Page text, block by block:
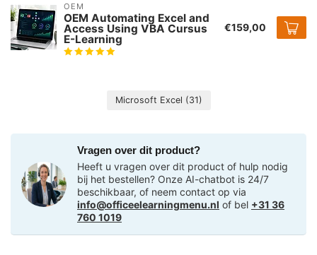
OEM
OEM Automating Excel and
Access Using VBA Cursus
E-Learning
€159,00
Microsoft Excel (31)
Vragen over dit product?
Heeft u vragen over dit product of hulp nodig
bij het bestellen? Onze AI-chatbot is 24/7
beschikbaar, of neem contact op via
info@officeelearningmenu.nl of bel +31 36
760 1019